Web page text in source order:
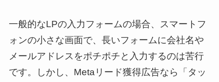
一般的なLPの入力フォームの場合、スマートフ
ォンの小さな画面で、長いフォームに会社名や
メールアドレスをポチポチと入力するのは苦行
です。しかし、Metaリード獲得広告なら「タッ